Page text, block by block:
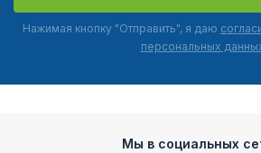
Нажимая кнопку "Отправить", я даю
персональных
Мы в социальных